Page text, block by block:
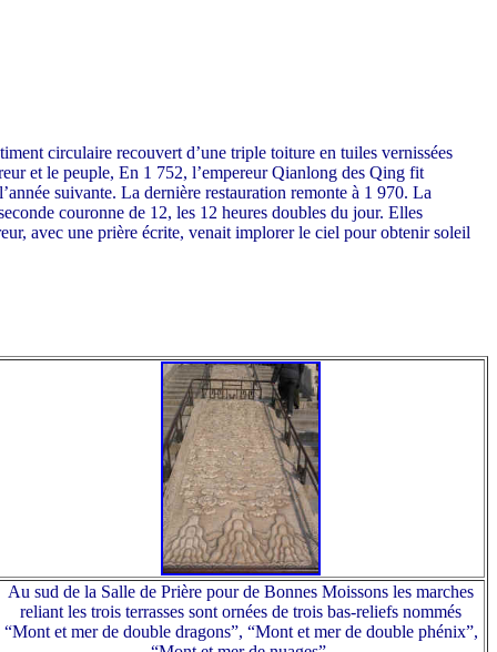
circulaire recouvert d’une triple toiture en tuiles vernissées
et le peuple, En 1 752, l’empereur Qianlong des Qing fit
suivante. La dernière restauration remonte à 1 970. La
couronne de 12, les 12 heures doubles du jour. Elles
avec une prière écrite, venait implorer le ciel pour obtenir soleil
Au sud de la Salle de Prière pour de Bonnes Moissons les marches
reliant les trois terrasses sont ornées de trois bas-reliefs nommés
“Mont et mer de double dragons”, “Mont et mer de double phénix”,